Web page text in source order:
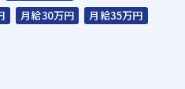
月給30万円
月給35万円